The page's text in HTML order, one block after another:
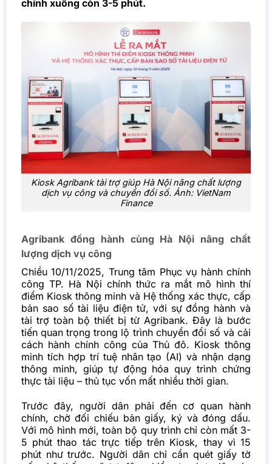
chính xuống còn 3-5 phút.
Kiosk Agribank tài trợ giúp Hà Nội nâng chất lượng
dịch vụ công và chuyển đổi số. Ảnh: VietNam
Finance
Agribank đồng hành cùng Hà Nội nâng chất
lượng dịch vụ công
Chiều 10/11/2025, Trung tâm Phục vụ hành chính
công TP. Hà Nội chính thức ra mắt mô hình thí
điểm Kiosk thông minh và Hệ thống xác thực, cấp
bản sao số tài liệu điện tử, với sự đồng hành và
tài trợ toàn bộ thiết bị từ Agribank. Đây là bước
tiến quan trọng trong lộ trình chuyển đổi số và cải
cách hành chính công của Thủ đô. Kiosk thông
minh tích hợp trí tuệ nhân tạo (AI) và nhận dạng
thông minh, giúp tự động hóa quy trình chứng
thực tài liệu – thủ tục vốn mất nhiều thời gian.
Trước đây, người dân phải đến cơ quan hành
chính, chờ đối chiếu bản giấy, ký và đóng dấu.
Với mô hình mới, toàn bộ quy trình chỉ còn mất 3-
5 phút thao tác trực tiếp trên Kiosk, thay vì 15
phút như trước. Người dân chỉ cần quét giấy tờ